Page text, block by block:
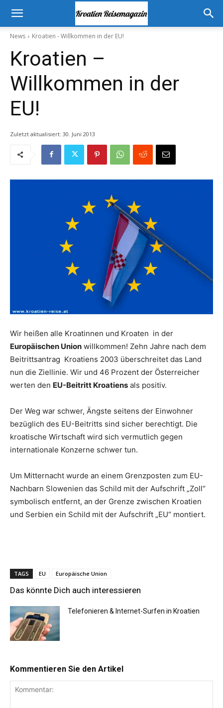
News Kroatien - Willkommen in der EU!
Kroatien –
Willkommen in der
EU!
Zuletzt aktualisiert: 30. Juni 2013
Wir heißen alle Kroatinnen und Kroaten in der
Europäischen Union willkommen! Zehn Jahre nach dem
Beitrittsantrag Kroatiens 2003 überschreitet das Land
nun die Ziellinie. Wir und 46 Prozent der Österreicher
werten den EU-Beitritt Kroatiens als positiv.
Der Weg war schwer, Ängste seitens der Einwohner
bezüglich des EU-Beitritts sind sicher berechtigt. Die
kroatische Wirtschaft wird sich vermutlich gegen
internationale Konzerne schwer tun.
Um Mitternacht wurde an einem Grenzposten zum EU-
Nachbarn Slowenien das Schild mit der Aufschrift „Zoll“
symbolisch entfernt, an der Grenze zwischen Kroatien
und Serbien ein Schild mit der Aufschrift „EU“ montiert.
TAGS EU Europäische Union
Das könnte Dich auch interessieren
Telefonieren & Internet-Surfen in Kroatien
Kommentieren Sie den Artikel